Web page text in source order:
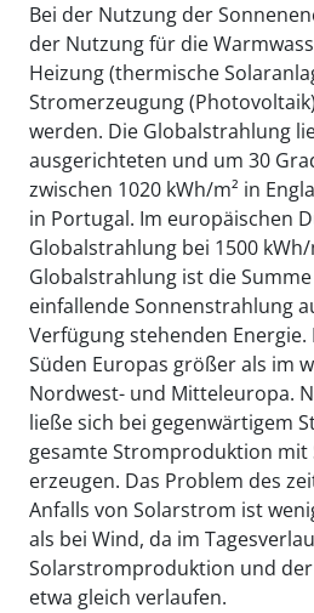
Bei der Nutzung der
der Nutzung für die
Heizung (thermische
Stromerzeugung
werden. Die Globalstrahlung
ausgerichteten und um 30
zwischen 1020 kWh/m² in
in Portugal. Im europäischen
Globalstrahlung bei 1500 kWh/
Globalstrahlung ist die
einfallende Sonnenstrahlung
Verfügung stehenden
Süden Europas größer als im
Nordwest- und Mitteleuropa.
ließe sich bei gegenwärtigem
gesamte Stromproduktion mit
erzeugen. Das Problem des
Anfalls von Solarstrom ist
als bei Wind, da im
Solarstromproduktion und
etwa gleich verlaufen.